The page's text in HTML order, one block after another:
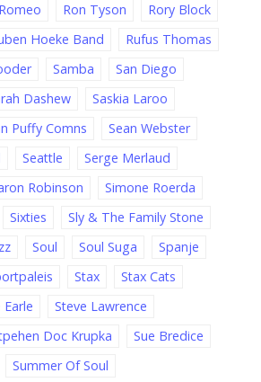
Romeo Ron Tyson
Rory Block
Hoeke Band
Rufus Thomas
Samba
San Diego
Dashew
Saskia Laroo
Puffy Comns
Sean Webster
Seattle
Serge Merlaud
Robinson
Simone Roerda
Sixties
Sly & The Family Stone
Soul Soul Suga
Spanje
Stax
Stax Cats
Earle
Steve Lawrence
Doc Krupka
Sue Bredice
Summer Of Soul